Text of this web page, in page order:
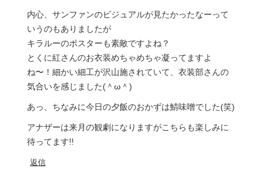
内心、サンファンのビジュアルが見たかったなーって
いうのもありましたが
キラルーのポスターも素敵ですよね？
とくに紅さんのお衣装めちゃめちゃ凝ってますよ
ね〜！細かい細工が沢山施されていて、衣装部さんの
気合いを感じました(＾ω＾)
あっ、ちなみに今日の夕飯のおかずは鯖味噌でした(笑)
アナザーは来月の観劇になりますがこちらも楽しみに
待ってます!!
返信